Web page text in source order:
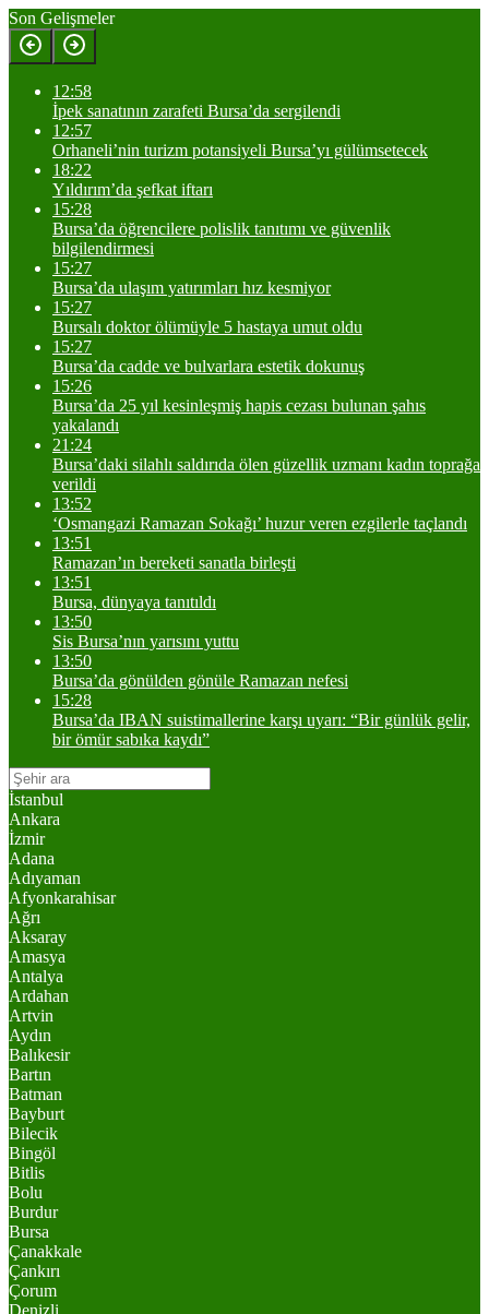
Son Gelişmeler
12:58
İpek sanatının zarafeti Bursa’da sergilendi
12:57
Orhaneli’nin turizm potansiyeli Bursa’yı gülümsetecek
18:22
Yıldırım’da şefkat iftarı
15:28
Bursa’da öğrencilere polislik tanıtımı ve güvenlik
bilgilendirmesi
15:27
Bursa’da ulaşım yatırımları hız kesmiyor
15:27
Bursalı doktor ölümüyle 5 hastaya umut oldu
15:27
Bursa’da cadde ve bulvarlara estetik dokunuş
15:26
Bursa’da 25 yıl kesinleşmiş hapis cezası bulunan şahıs
yakalandı
21:24
Bursa’daki silahlı saldırıda ölen güzellik uzmanı kadın toprağa
verildi
13:52
‘Osmangazi Ramazan Sokağı’ huzur veren ezgilerle taçlandı
13:51
Ramazan’ın bereketi sanatla birleşti
13:51
Bursa, dünyaya tanıtıldı
13:50
Sis Bursa’nın yarısını yuttu
13:50
Bursa’da gönülden gönüle Ramazan nefesi
15:28
Bursa’da IBAN suistimallerine karşı uyarı: “Bir günlük gelir,
bir ömür sabıka kaydı”
İstanbul
Ankara
İzmir
Adana
Adıyaman
Afyonkarahisar
Ağrı
Aksaray
Amasya
Antalya
Ardahan
Artvin
Aydın
Balıkesir
Bartın
Batman
Bayburt
Bilecik
Bingöl
Bitlis
Bolu
Burdur
Bursa
Çanakkale
Çankırı
Çorum
Denizli